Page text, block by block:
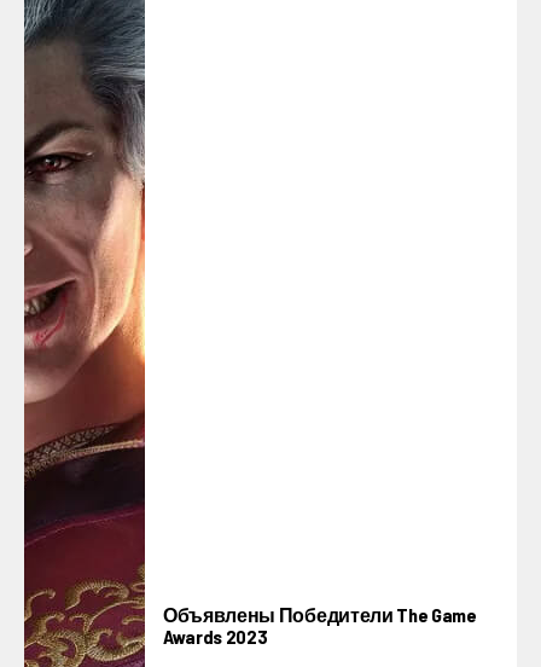
Объявлены Победители The Game
Awards 2023